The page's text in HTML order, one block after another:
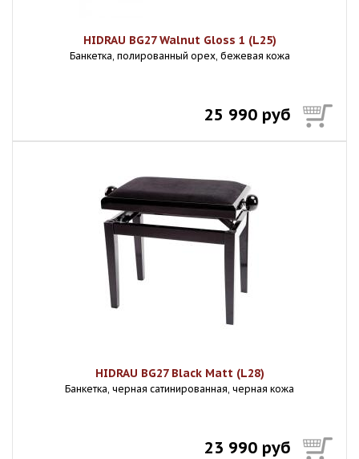
HIDRAU BG27 Walnut Gloss 1 (L25)
Банкетка, полированный орех, бежевая кожа
25 990 руб
HIDRAU BG27 Black Matt (L28)
Банкетка, черная сатинированная, черная кожа
23 990 руб